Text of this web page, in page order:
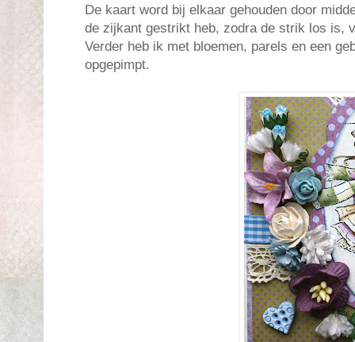
De kaart word bij elkaar gehouden door
de zijkant gestrikt heb, zodra de strik los is,
Verder heb ik met bloemen, parels en een
opgepimpt.